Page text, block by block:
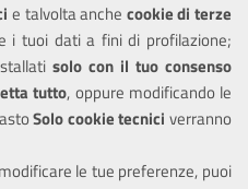
e talvolta anche cookie di terze
i tuoi dati a fini di profilazione;
solo con il tuo consenso
tutto, oppure modificando le
Solo cookie tecnici verranno
le tue preferenze, puoi